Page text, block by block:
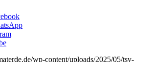
wp-content/uploads/2025/05/tsv-